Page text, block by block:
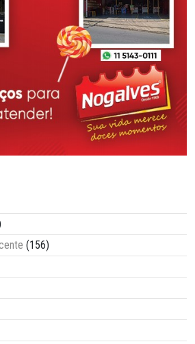
(156)